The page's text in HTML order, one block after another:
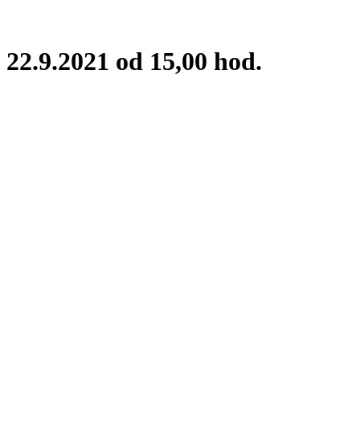
22.9.2021 od 15,00 hod.